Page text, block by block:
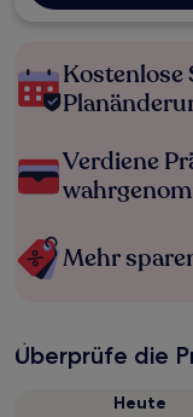
Kostenlose
Verdiene
Mehr
Überprüfe die
Heute